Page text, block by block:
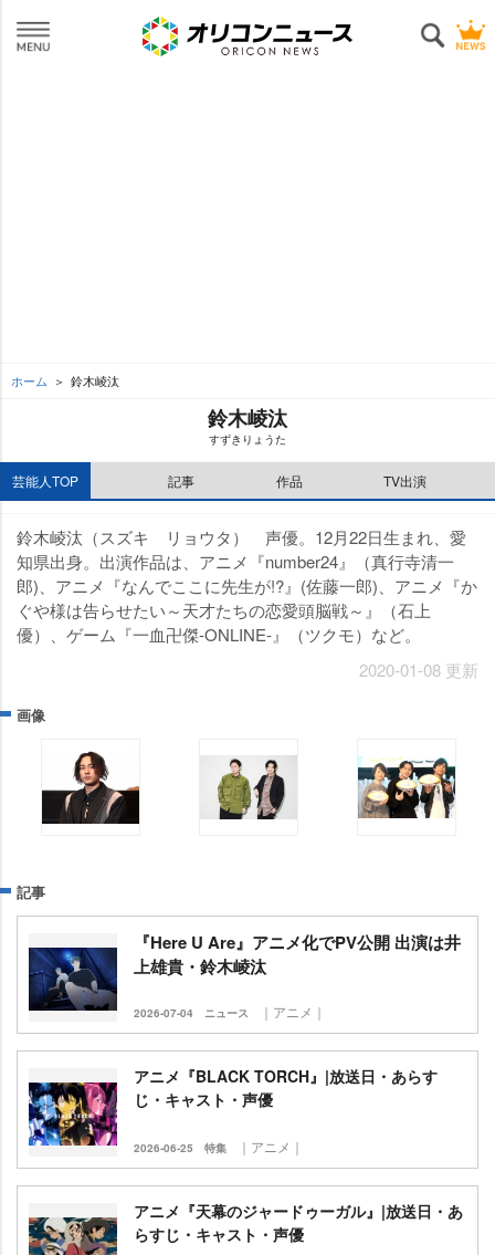
ホーム 鈴木崚汰
鈴木崚汰
すずきりょうた
芸能人TOP 記事 作品 TV出演
鈴木崚汰（スズキ リョウタ） 声優。12月22日生まれ、愛
知県出身。出演作品は、アニメ『number24』（真行寺清一
郎)、アニメ『なんでここに先生が!?』(佐藤一郎)、アニメ『か
ぐや様は告らせたい～天才たちの恋愛頭脳戦～』（石上
優）、ゲーム『一血卍傑-ONLINE-』（ツクモ）など。
2020-01-08 更新
画像
記事
『Here U Are』アニメ化でPV公開 出演は井
上雄貴・鈴木崚汰
2026-07-04 ニュース ｜アニメ｜
アニメ『BLACK TORCH』|放送日・あらす
じ・キャスト・声優
2026-06-25 特集 ｜アニメ｜
アニメ『天幕のジャードゥーガル』|放送日・あ
らすじ・キャスト・声優